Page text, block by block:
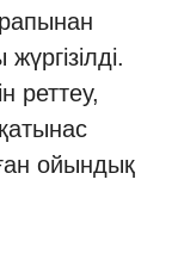
реттеу,
ойындық